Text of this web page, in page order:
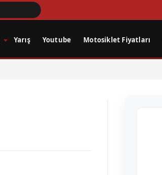
Yarış Youtube Motosiklet Fiyatları